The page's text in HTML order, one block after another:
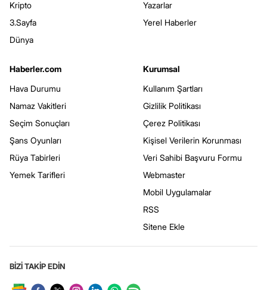
Kripto
3.Sayfa
Dünya
Yazarlar
Yerel Haberler
Haberler.com
Hava Durumu
Namaz Vakitleri
Seçim Sonuçları
Şans Oyunları
Rüya Tabirleri
Yemek Tarifleri
Kurumsal
Kullanım Şartları
Gizlilik Politikası
Çerez Politikası
Kişisel Verilerin Korunması
Veri Sahibi Başvuru Formu
Webmaster
Mobil Uygulamalar
RSS
Sitene Ekle
BİZİ TAKİP EDİN